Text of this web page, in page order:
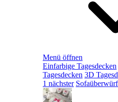
Menü öffnen
Einfarbige Tagesdecken
Tagesdecken 3D
1 nächster